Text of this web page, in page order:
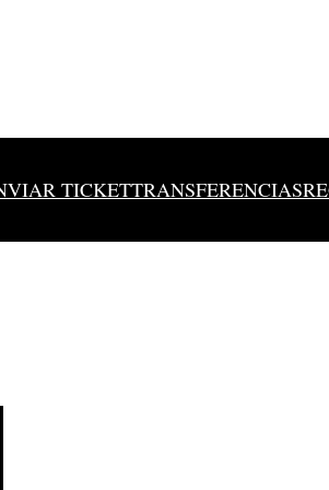
TICKETTRANSFERENCIAS